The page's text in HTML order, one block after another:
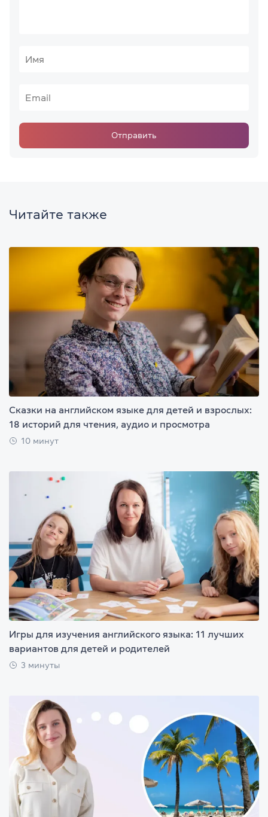
Отправить
Читайте также
Сказки на английском языке для детей и взрослых:
18 историй для чтения, аудио и просмотра
10 минут
Игры для изучения английского языка: 11 лучших
вариантов для детей и родителей
3 минуты